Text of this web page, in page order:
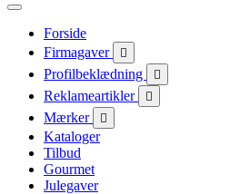
Forside
Firmagaver

Profilbeklædning 
Reklameartikler 
Mærker 
Kataloger
Tilbud
Gourmet
Julegaver